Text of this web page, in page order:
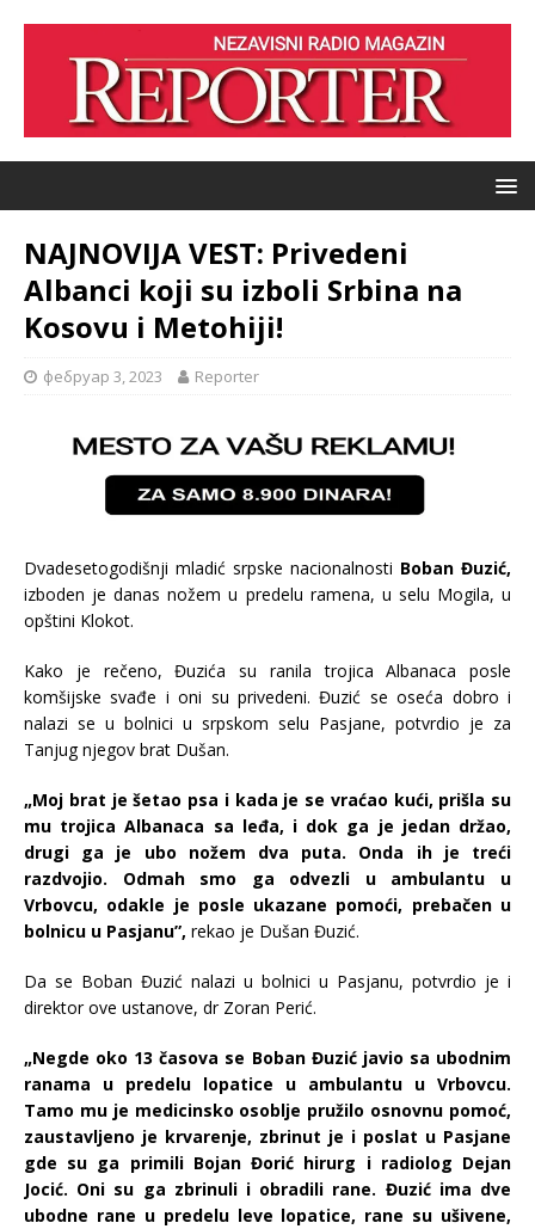
NAJNOVIJA VEST: Privedeni
Albanci koji su izboli Srbina na
Kosovu i Metohiji!
фебруар 3, 2023 Reporter
Dvadesetogodišnji mladić srpske nacionalnosti Boban Đuzić,
izboden je danas nožem u predelu ramena, u selu Mogila, u
opštini Klokot.
Kako je rečeno, Đuzića su ranila trojica Albanaca posle
komšijske svađe i oni su privedeni. Đuzić se oseća dobro i
nalazi se u bolnici u srpskom selu Pasjane, potvrdio je za
Tanjug njegov brat Dušan.
„Moj brat je šetao psa i kada je se vraćao kući, prišla su
mu trojica Albanaca sa leđa, i dok ga je jedan držao,
drugi ga je ubo nožem dva puta. Onda ih je treći
razdvojio. Odmah smo ga odvezli u ambulantu u
Vrbovcu, odakle je posle ukazane pomoći, prebačen u
bolnicu u Pasjanu”, rekao je Dušan Đuzić.
Da se Boban Đuzić nalazi u bolnici u Pasjanu, potvrdio je i
direktor ove ustanove, dr Zoran Perić.
„Negde oko 13 časova se Boban Đuzić javio sa ubodnim
ranama u predelu lopatice u ambulantu u Vrbovcu.
Tamo mu je medicinsko osoblje pružilo osnovnu pomoć,
zaustavljeno je krvarenje, zbrinut je i poslat u Pasjane
gde su ga primili Bojan Đorić hirurg i radiolog Dejan
Jocić. Oni su ga zbrinuli i obradili rane. Đuzić ima dve
ubodne rane u predelu leve lopatice, rane su ušivene,